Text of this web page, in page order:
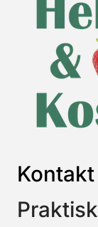
HELSE & KOST AS